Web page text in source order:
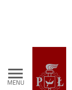
menu
MENU